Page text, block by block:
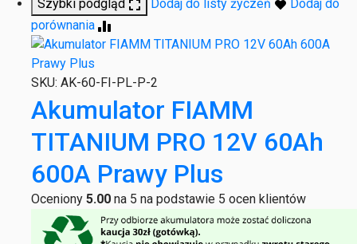
Szybki podgląd Dodaj do listy życzeń
Dodaj do
porównania
SKU: AK-60-FI-PL-P-2
Akumulator FIAMM
TITANIUM PRO 12V 60Ah
600A Prawy Plus
Oceniony 5.00 na 5 na podstawie 5 ocen klientów